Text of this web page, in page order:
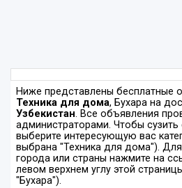
Ниже представлены бесплатные
Техника для дома, Бухара на
Узбекистан. Все объявления
администраторами. Чтобы
выберите интересующую вас
выбрана "Техника для дома").
города или страны нажмите на
левом верхнем углу этой
"Бухара").